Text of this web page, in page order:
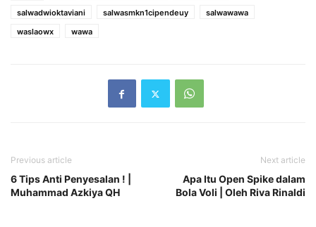
salwadwioktaviani
salwasmkn1cipendeuy
salwawawa
waslaowx
wawa
Previous article
6 Tips Anti Penyesalan ! |
Muhammad Azkiya QH
Next article
Apa Itu Open Spike dalam
Bola Voli | Oleh Riva Rinaldi